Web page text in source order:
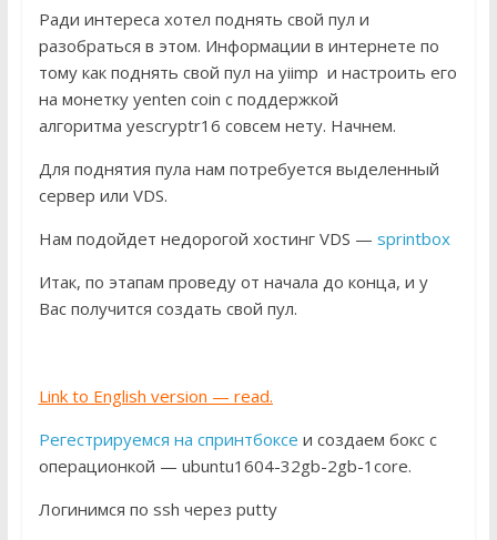
Ради интереса хотел поднять свой пул и
разобраться в этом. Информации в интернете по
тому как поднять свой пул на yiimp и настроить его
на монетку yenten coin с поддержкой
алгоритма yescryptr16 совсем нету. Начнем.
Для поднятия пула нам потребуется выделенный
сервер или VDS.
Нам подойдет недорогой хостинг VDS — sprintbox
Итак, по этапам проведу от начала до конца, и у
Вас получится создать свой пул.
Link to English version — read.
Регестрируемся на спринтбоксе и создаем бокс с
операционкой — ubuntu1604-32gb-2gb-1core.
Логинимся по ssh через putty